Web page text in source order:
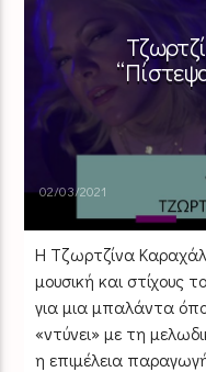
02/03/2021
Η Τζωρτζίνα
μουσική και στίχους
για μια μπαλάντα
«ντύνει» με τη
η επιμέλεια